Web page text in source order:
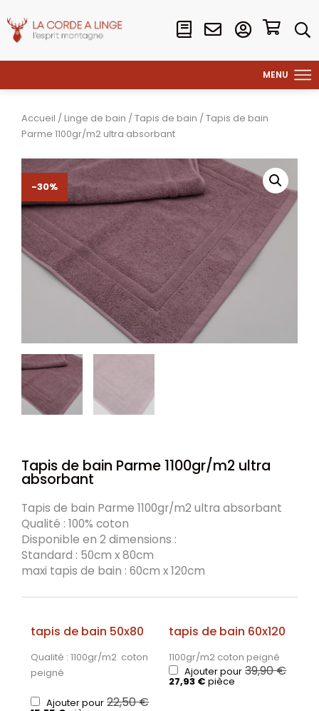
Accueil / Linge de bain /Tapis de bain / Tapis de bain
Parme 1100gr/m2 ultra absorbant
-30%
Tapis de bain Parme 1100gr/m2 ultra
absorbant
Tapis de bain Parme 1100gr/m2 ultra absorbant
Qualité : 100% coton
Disponible en 2 dimensions :
Standard : 50cm x 80cm
maxi tapis de bain : 60cm x 120cm
tapis de bain 50x80
Qualité : 1100gr/m2 coton
peigné
Ajouter pour 22,50€
tapis de bain 60x120
1100gr/m2 coton peigné
Ajouter pour 39,90€
27,93 € pièce